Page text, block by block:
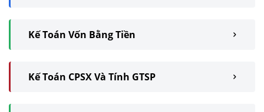
Kế Toán Vốn Bằng Tiền
Kế Toán CPSX Và Tính GTSP